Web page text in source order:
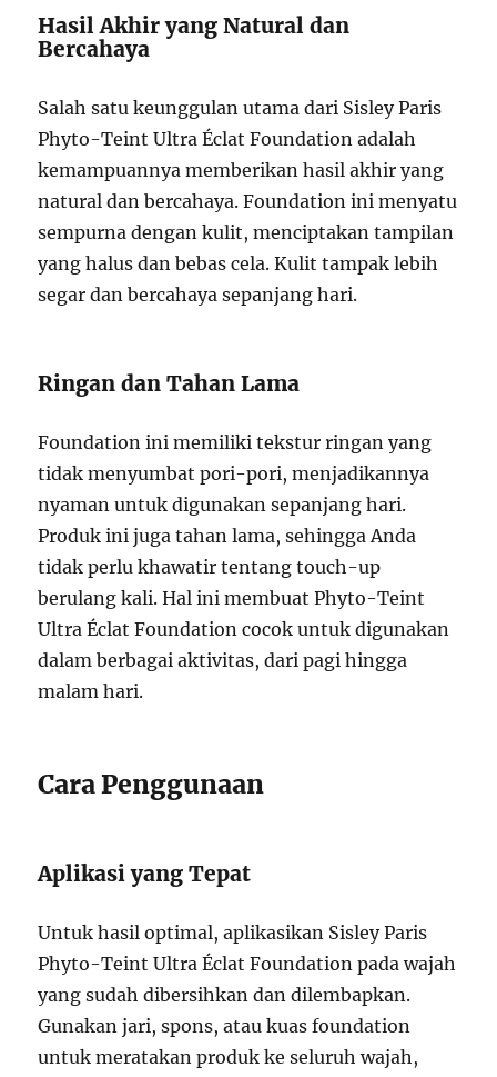
Hasil Akhir yang Natural dan
Bercahaya
Salah satu keunggulan utama dari Sisley Paris
Phyto-Teint Ultra Éclat Foundation adalah
kemampuannya memberikan hasil akhir yang
natural dan bercahaya. Foundation ini menyatu
sempurna dengan kulit, menciptakan tampilan
yang halus dan bebas cela. Kulit tampak lebih
segar dan bercahaya sepanjang hari.
Ringan dan Tahan Lama
Foundation ini memiliki tekstur ringan yang
tidak menyumbat pori-pori, menjadikannya
nyaman untuk digunakan sepanjang hari.
Produk ini juga tahan lama, sehingga Anda
tidak perlu khawatir tentang touch-up
berulang kali. Hal ini membuat Phyto-Teint
Ultra Éclat Foundation cocok untuk digunakan
dalam berbagai aktivitas, dari pagi hingga
malam hari.
Cara Penggunaan
Aplikasi yang Tepat
Untuk hasil optimal, aplikasikan Sisley Paris
Phyto-Teint Ultra Éclat Foundation pada wajah
yang sudah dibersihkan dan dilembapkan.
Gunakan jari, spons, atau kuas foundation
untuk meratakan produk ke seluruh wajah,